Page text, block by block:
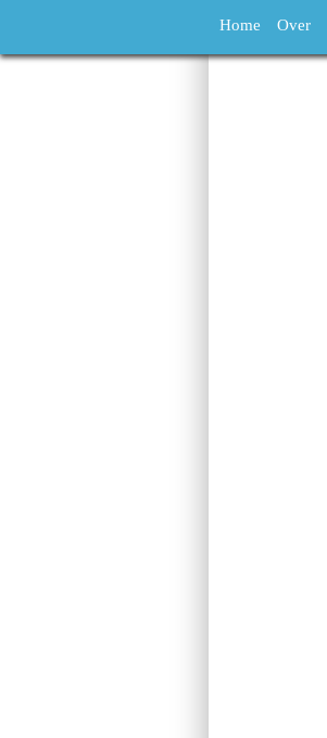
Home Over